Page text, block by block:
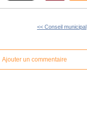
<< Conseil municipal
Ajouter un commentaire